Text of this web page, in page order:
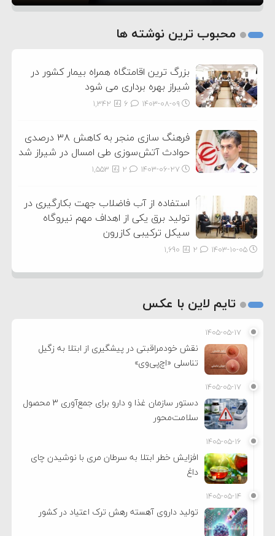
2
محبوب ترین نوشته ها
بزرگ ترین اقامتگاه همراه بیمار کشور در
شیراز بهره برداری می شود
۱۴۰۳-۰۸-۰۹ 1,342
فرهنگ سازی منجر به کاهش ۳۸ درصدی
حوادث آتش‌سوزی طی امسال در شیراز شد
۱۴۰۳-۰۶-۲۷ 1,553
استفاده از آب فاضلاب جهت بکارگیری در
تولید برق یکی از اهداف مهم نیروگاه
سیکل ترکیبی کازرون
۱۴۰۳-۱۰-۰۵ 1,690
تایم لاین با عکس
۱۴۰۵-۰۵-۱۷
نقش خودمراقبتی در پیشگیری از ابتلا به زگیل
تناسلی «اچ‌پی‌وی»
۱۴۰۵-۰۵-۱۷
دستور سازمان غذا و دارو برای جمع‌آوری ۳ محصول
سلامت‌محور
۱۴۰۵-۰۵-۱۶
افزایش خطر ابتلا به سرطان مری با نوشیدن چای
داغ
۱۴۰۵-۰۵-۱۴
تولید داروی آهسته رهش ترک اعتیاد در کشور